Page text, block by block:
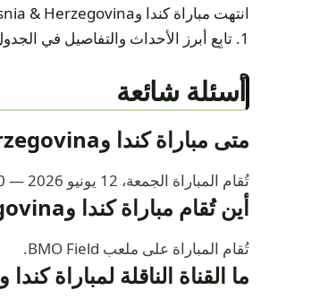
1. تابِع أبرز الأحداث والتفاصيل في الجدول أدناه.
أسئلة شائعة
متى مباراة كندا وBosnia & Herzegovina في كأس العالم 2026؟
تُقام المباراة الجمعة، 12 يونيو 2026 — 10:00 م.
أين تُقام مباراة كندا وBosnia & Herzegovina؟
تُقام المباراة على ملعب BMO Field.
ما القناة الناقلة لمباراة كندا وBosnia & Herzegovina؟